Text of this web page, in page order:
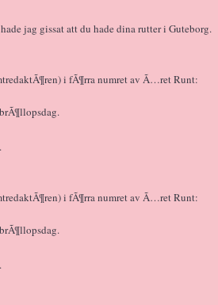
jag gissat att du hade dina rutter i Guteborg.
i fÃ¶rra numret av Ã…ret Runt:
i fÃ¶rra numret av Ã…ret Runt: